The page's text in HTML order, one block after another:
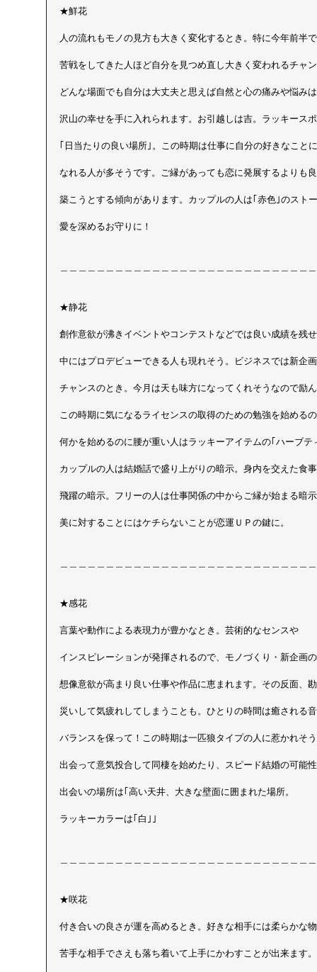
★鮮花
人の流れもモノの見方も大きく変化するとき。特に今年前半
苦戦をしてきた人ほど自分を見つめ直し大きく変われるチャ
どんな場面でも自分は大丈夫と思えば自然と心の痛みや悩み
沢山の幸せを手に入れられます。お引越しは吉。ラッキース
｢日当たりの良い場所｣。この時期は仕事に自分の好きなこと
なれる人が多そうです。ご縁があっても恋に発展するよりも
築こうとする傾向があります。カップルの人は｢赤色｣のスト
愛を深めるお守りに！
★静花
創作意欲が沸きイベントやコンテストなどでは良い成績を残
中にはプロデビューできる人も現れそう。ビジネスでは新企
チャンスのとき。今月は天も味方になってくれそうなので励
この時期に気になるライセンスの取得のための勉強を始める
何かを始めるのに腰が重い人はラッキーアイテムの｢ハーブテ
カップルの人は結婚話で盛り上がりの暗示。身内を交えた食
飛躍の暗示。フリーの人は仕事関係の中からご縁が始まる暗
美に対することにはケチらないことが恋運ＵＰの鍵に。
★感花
言葉や動作による表現力が豊かなとき。芸術的なセンスや
インスピレーションが発揮されるので、モノづくり・新企画
想像意欲が高まり良い仕事や作品に恵まれます。その反面、
災いして気疲れしてしまうことも。ひとりの時間は癒される
バランスを保って！この時期は一匹狼タイプの人に惹かれそ
出会って意気投合して同棲を始めたり、スピード結婚の可能
出会いの場所は｢高い天井、大きな壁面に囲まれた場所。
ラッキーカラーは｢白｣｣
★咲花
付き合いの良さが運を高めるとき。好きな相手には柔らかな
苦手な相手でさえも落ち着いて上手にかわすことが出来ます。